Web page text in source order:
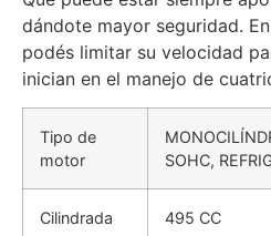
dándote mayor seguridad.
podés limitar su velocidad
inician en el manejo de
Tipo de
motor
SOHC,
Cilindrada 495 CC